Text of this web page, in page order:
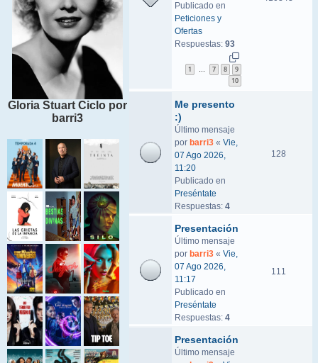
Gloria Stuart Ciclo por
barri3
Publicado en
Peticiones y
Ofertas
Respuestas: 93
1 7 8
9
10
Me presento
:)
Último mensaje
por barri3 « Vie,
07 Ago 2026,
11:20
Publicado en
Preséntate
Respuestas: 4
128
Presentación
Último mensaje
por barri3 « Vie,
07 Ago 2026,
11:17
Publicado en
Preséntate
Respuestas: 4
111
Presentación
Último mensaje